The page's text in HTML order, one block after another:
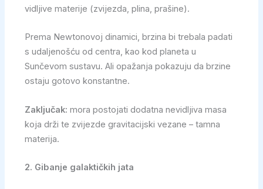
vidljive materije (zvijezda, plina, prašine).
Prema Newtonovoj dinamici, brzina bi trebala padati
s udaljenošću od centra, kao kod planeta u
Sunčevom sustavu. Ali opažanja pokazuju da brzine
ostaju gotovo konstantne.
Zaključak: mora postojati dodatna nevidljiva masa
koja drži te zvijezde gravitacijski vezane – tamna
materija.
2. Gibanje galaktičkih jata